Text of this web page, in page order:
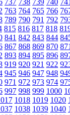
737 738 739 740
763 764 765 766
789 790 791 792
815 816 817 818
841 842 843 844
867 868 869 870
893 894 895 896
919 920 921 922
945 946 947 948
971 972 973 974
997 998 999 1000
1018 1019 1020
1038 1039 1040